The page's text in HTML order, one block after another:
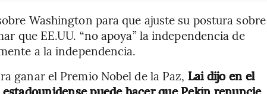
Washington para que ajuste su postura sobre
que EE.UU. “no apoya” la independencia de
a la independencia.
ganar el Premio Nobel de la Paz, Lai dijo en el
puede hacer que Pekín renuncie